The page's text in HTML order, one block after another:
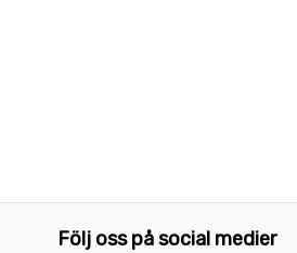
Följ oss på social medier